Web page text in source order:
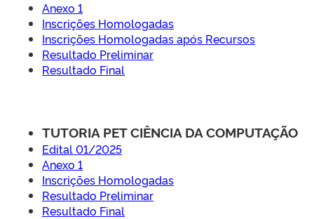
Anexo 1
Inscrições Homologadas
Inscrições Homologadas após Recursos
Resultado Preliminar
Resultado Final
TUTORIA PET CIÊNCIA DA COMPUTAÇÃO
Edital 01/2025
Anexo 1
Inscrições Homologadas
Resultado Preliminar
Resultado Final